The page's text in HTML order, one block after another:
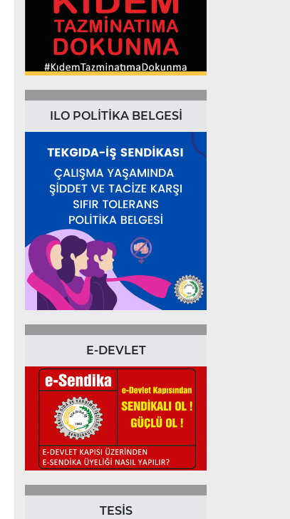
ILO POLİTİKA BELGESİ
E-DEVLET
TESİS